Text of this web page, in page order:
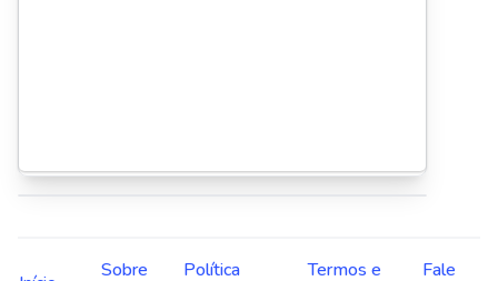
Sobre Política Termos e Fale